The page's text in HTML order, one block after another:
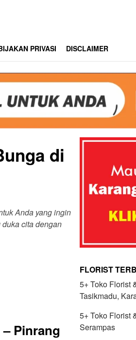
PRIVASI DISCLAIMER
di
Anda yang ingin
cita dengan
Pinrang
FLORIST
5+ Toko Florist
Tasikmadu,
5+ Toko Florist
Serampas